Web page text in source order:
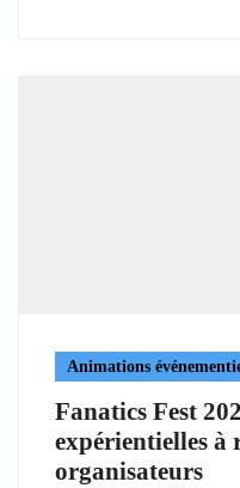
Animations
Fanatics Fest
expérientielles à
organisateurs